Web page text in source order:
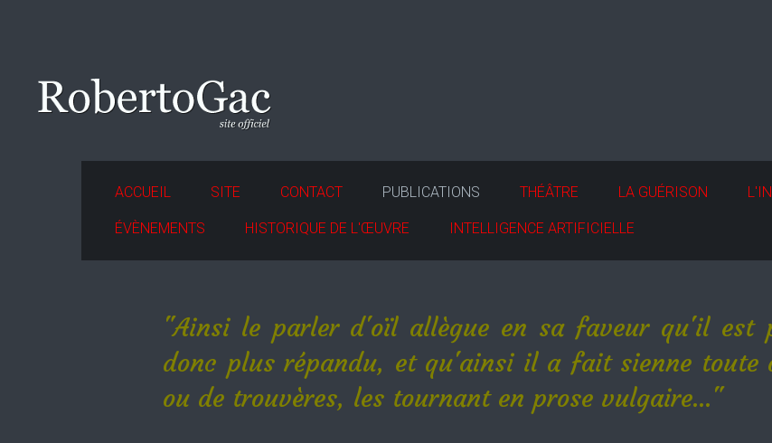
ACCUEIL SITE CONTACT PUBLICATIONS THÉÂTRE LA GUÉRISON
ÉVÈNEMENTS HISTORIQUE DE L'ŒUVRE INTELLIGENCE ARTIFICIELLE
"Ainsi le parler d'oïl allègue en sa faveur qu'il est
donc plus répandu, et qu'ainsi il a fait sienne toute
ou de trouvères, les tournant en prose vulgaire..."